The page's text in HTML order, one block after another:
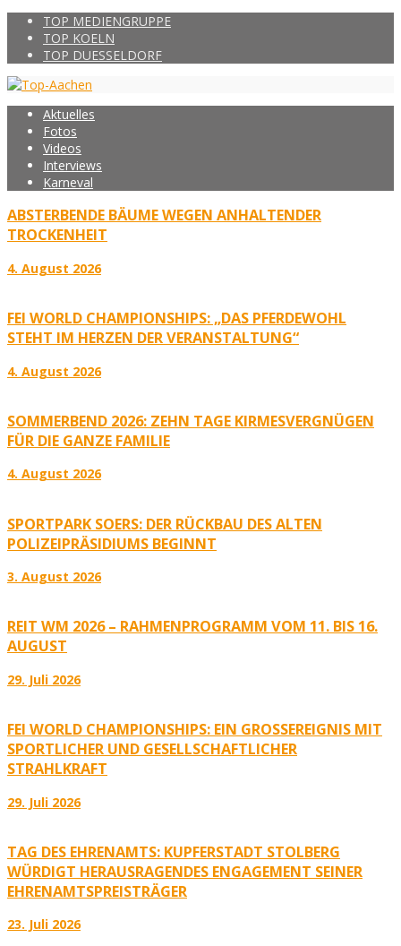
TOP MEDIENGRUPPE
TOP KOELN
TOP DUESSELDORF
Aktuelles
Fotos
Videos
Interviews
Karneval
ABSTERBENDE BÄUME WEGEN ANHALTENDER
TROCKENHEIT
4. August 2026
FEI WORLD CHAMPIONSHIPS: „DAS PFERDEWOHL
STEHT IM HERZEN DER VERANSTALTUNG“
4. August 2026
SOMMERBEND 2026: ZEHN TAGE KIRMESVERGNÜGEN
FÜR DIE GANZE FAMILIE
4. August 2026
SPORTPARK SOERS: DER RÜCKBAU DES ALTEN
POLIZEIPRÄSIDIUMS BEGINNT
3. August 2026
REIT WM 2026 – RAHMENPROGRAMM VOM 11. BIS 16.
AUGUST
29. Juli 2026
FEI WORLD CHAMPIONSHIPS: EIN GROSSEREIGNIS MIT S
PORTLICHER UND GESELLSCHAFTLICHER S
TRAHLKRAFT
29. Juli 2026
TAG DES EHRENAMTS: KUPFERSTADT STOLBERG
WÜRDIGT HERAUSRAGENDES ENGAGEMENT SEINER
EHRENAMTSPREISTRÄGER
23. Juli 2026